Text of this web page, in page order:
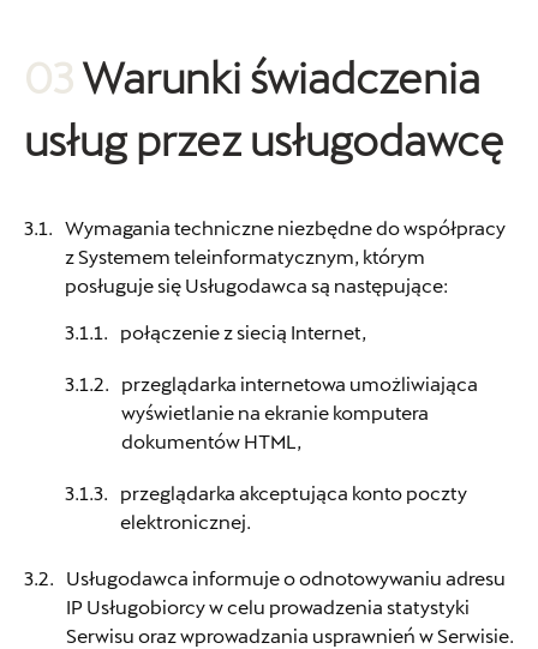
03Warunki świadczenia
usług przez usługodawcę
Wymagania techniczne niezbędne do współpracy
z Systemem teleinformatycznym, którym
posługuje się Usługodawca są następujące:
połączenie z siecią Internet,
przeglądarka internetowa umożliwiająca
wyświetlanie na ekranie komputera
dokumentów HTML,
przeglądarka akceptująca konto poczty
elektronicznej.
Usługodawca informuje o odnotowywaniu adresu
IP Usługobiorcy w celu prowadzenia statystyki
Serwisu oraz wprowadzania usprawnień w Serwisie.